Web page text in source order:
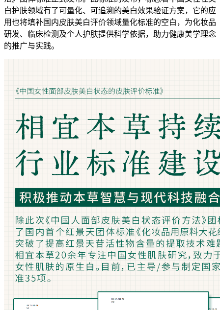
白护肤领域有了可量化、可追溯的美白效果验证方案，它的应
用也将填补国内皮肤美白评价领域量化标准的空白，为化妆品
研发、临床检测及个人护肤提供科学依据，助力健康美学理念
的推广与实践。